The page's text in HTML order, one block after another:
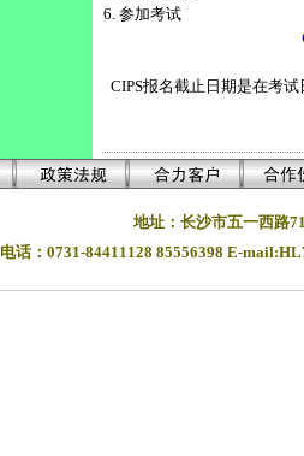
6. 参加考试
CIPS报名截止日期是在考
地址：长沙市五一西路
电话：0731-84411128 85556398 E-